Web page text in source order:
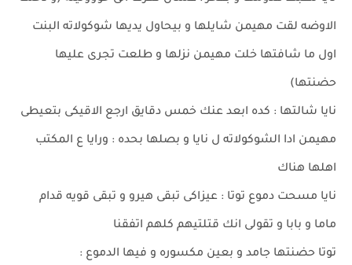
الاوضه لقت مهيمن شايلها و بيحاول يديها شوكولاته البنت
اول ما شافتها خلت مهيمن نزلها و طلعت تجرى عليها
حضنتها)
نايا شالتها : كده ابعد عنك خمس دقايق ارجع الاقيكى بتعيطى
مهيمن ادا الشوكولاته ل نايا و بصلها بحده : ورايا ع المكتب
اهلها هناك
نايا مسحت دموع توتا : عيزاكى تبقى هيرو و تبقى قويه قدام
ماما و بابا و تقولى انك قتلتيهم كلهم اتفقنا
توتا حضنتها جامد و بعين مكسوره و فيها الدموع :